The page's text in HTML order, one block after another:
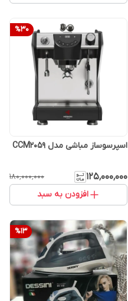
%30
اسپرسوساز مباشی مدل CCM2059
۱۲۵٬۰۰۰٬۰۰۰ ۱۸۰٬۰۰۰٬۰۰۰
افزودن به سبد
%13